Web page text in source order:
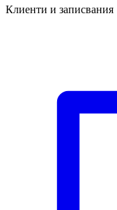
Клиенти и записвания